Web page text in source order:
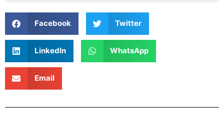
Facebook Twitter
LinkedIn WhatsApp
Email